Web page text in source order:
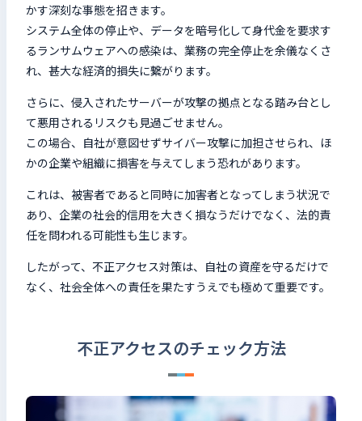
かす深刻な事態を招きます。
システム全体の停止や、データを暗号化して身代金を要求す
るランサムウェアへの感染は、業務の完全停止を余儀なくさ
れ、甚大な経済的損失に繋がります。
さらに、侵入されたサーバーが攻撃の拠点となる踏み台とし
て悪用されるリスクも見過ごせません。
この場合、自社が意図せずサイバー攻撃に加担させられ、ほ
かの企業や組織に損害を与えてしまう恐れがあります。
これは、被害者であると同時に加害者となってしまう状況で
あり、企業の社会的信用を大きく損なうだけでなく、法的責
任を問われる可能性も生じます。
したがって、不正アクセス対策は、自社の資産を守るだけで
なく、社会全体への責任を果たすうえでも極めて重要です。
不正アクセスのチェック方法